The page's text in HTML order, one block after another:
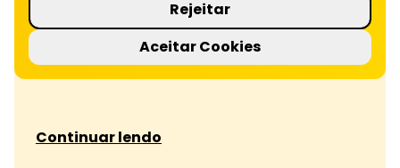
aumenta engajamento e fidelização. Leia o
artigo completo e descubra como aplicar.
Continuar lendo
Rejeitar
Aceitar Cookies